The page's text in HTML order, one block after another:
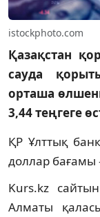
istockphoto.com
Қазақстан
сауда
орташа
3,44 теңгеге
ҚР Ұлттық
доллар бағамы
Kurs.kz
Алматы